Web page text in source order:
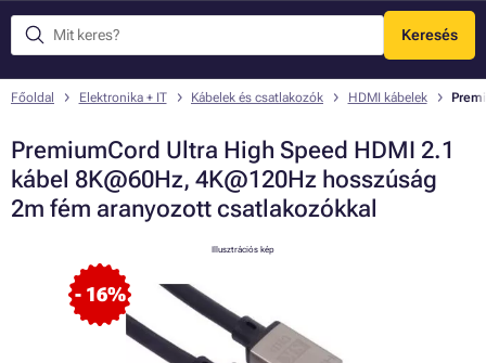
Keresés
Menü
Főoldal Elektronika + IT Kábelek és csatlakozók HDMI kábelek
PremiumCord Ultra High Speed HDMI 2.1
kábel 8K@60Hz, 4K@120Hz hosszúság
2m fém aranyozott csatlakozókkal
- 16%
Illusztrációs kép